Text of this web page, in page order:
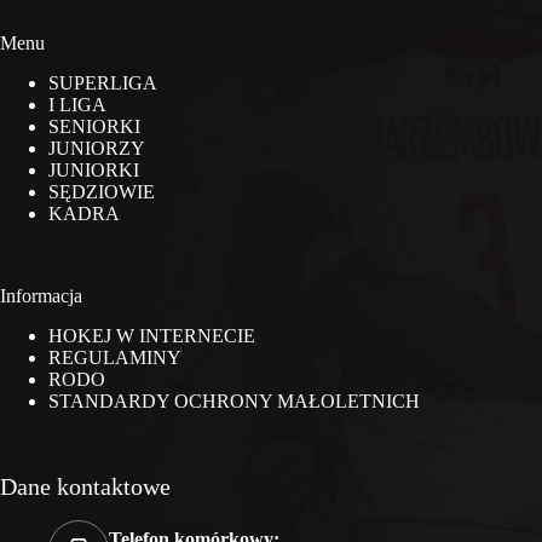
Menu
SUPERLIGA
I LIGA
SENIORKI
JUNIORZY
JUNIORKI
SĘDZIOWIE
KADRA
Informacja
HOKEJ W INTERNECIE
REGULAMINY
RODO
STANDARDY OCHRONY MAŁOLETNICH
Dane kontaktowe